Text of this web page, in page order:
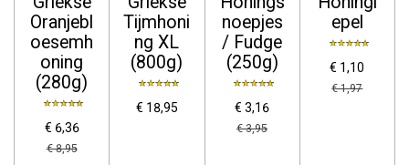
Oranjebl
oesemh
oning
(280g)
€ 6,36
€ 8,95
Tijmhoni
ng XL
(800g)
€ 18,95
noepjes
/ Fudge
(250g)
€ 3,16
€ 3,95
epel
€ 1,10
€ 1,97